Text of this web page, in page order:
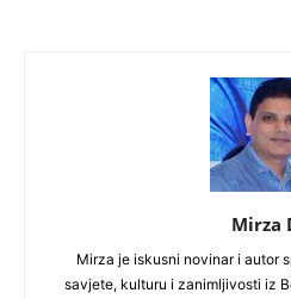
Mirza
Mirza je iskusni novinar i autor
savjete, kulturu i zanimljivosti iz